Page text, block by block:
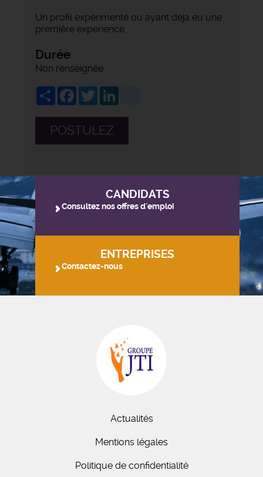
Un profil expérimenté ou ayant deja eu une
première experience.
Durée
Non renseignée
ShareFacebook
Twitter
POSTULEZ
CANDIDATS
Consultez nos offres d'emploi
ENTREPRISES
Contactez-nous
Actualités
Mentions légales
Politique de confidentialité